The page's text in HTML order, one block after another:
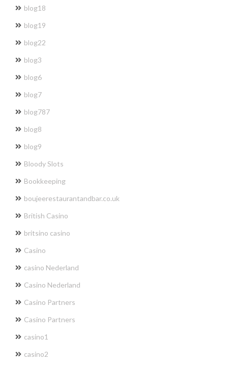
blog18
blog19
blog22
blog3
blog6
blog7
blog787
blog8
blog9
Bloody Slots
Bookkeeping
boujeerestaurantandbar.co.uk
British Casino
britsino casino
Casino
casino Nederland
Casino Nederland
Casino Partners
Casino Partners
casino1
casino2